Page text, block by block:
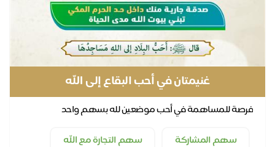
غنيمتان في أحب البقاع إلى الله
فرصة للمساهمة في أحب موضعين لله بسهم واحد